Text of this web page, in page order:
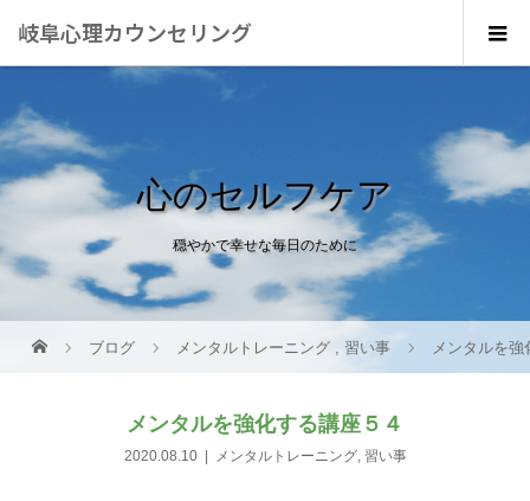
岐阜心理カウンセリング
心のセルフケア
穏やかで幸せな毎日のために
ブログ メンタルトレーニング , 習い事 メンタルを
メンタルを強化する講座５４
2020.08.10 メンタルトレーニング, 習い事